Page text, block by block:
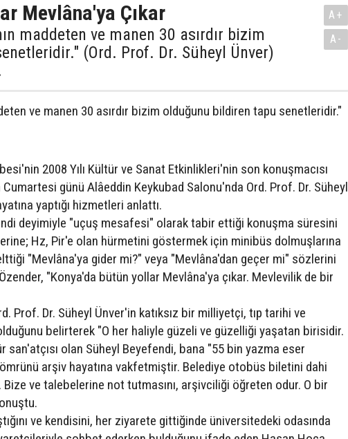
Mevlâna'ya Çıkar
maddeten ve manen 30 asırdır bizim
(Ord. Prof. Dr. Süheyl Ünver)
A+
A-
ve manen 30 asırdır bizim olduğunu bildiren tapu senetleridir."
2008 Yılı Kültür ve Sanat Etkinlikleri'nin son konuşmacısı
günü Alâeddin Keykubad Salonu'nda Ord. Prof. Dr. Süheyl
yaptığı hizmetleri anlattı.
deyimiyle "uçuş mesafesi" olarak tabir ettiği konuşma süresini
Hz, Pir'e olan hürmetini göstermek için minibüs dolmuşlarına
"Mevlâna'ya gider mi?" veya "Mevlâna'dan geçer mi" sözlerini
"Konya'da bütün yollar Mevlâna'ya çıkar. Mevlevilik de bir
Prof. Dr. Süheyl Ünver'in katıksız bir milliyetçi, tıp tarihi ve
belirterek "O her haliyle güzeli ve güzelliği yaşatan birisidir.
olan Süheyl Beyefendi, bana "55 bin yazma eser
arşiv hayatına vakfetmiştir. Belediye otobüs biletini dahi
Bize ve talebelerine not tutmasını, arşivciliği öğreten odur. O bir
ve kendisini, her ziyarete gittiğinde üniversitedeki odasında